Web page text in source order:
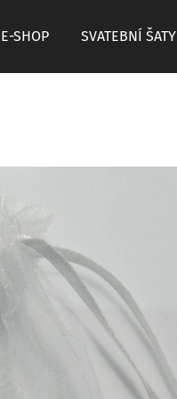
E-SHOP SVATEBNÍ ŠATY